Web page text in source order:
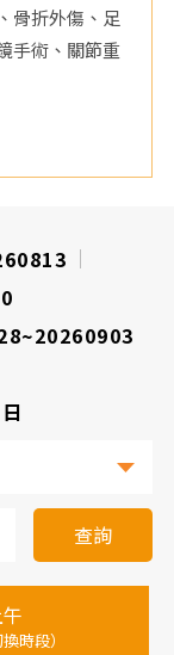
骨折外傷、足
手術、關節重
查詢
午
時段）